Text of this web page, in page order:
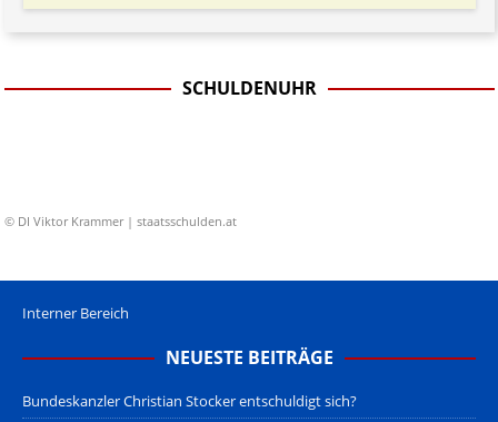
SCHULDENUHR
© DI Viktor Krammer | staatsschulden.at
Interner Bereich
NEUESTE BEITRÄGE
Bundeskanzler Christian Stocker entschuldigt sich?